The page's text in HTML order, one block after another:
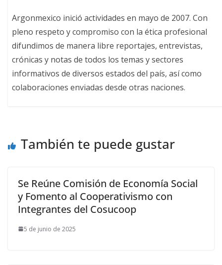
Argonmexico inició actividades en mayo de 2007. Con
pleno respeto y compromiso con la ética profesional
difundimos de manera libre reportajes, entrevistas,
crónicas y notas de todos los temas y sectores
informativos de diversos estados del país, así como
colaboraciones enviadas desde otras naciones.
También te puede gustar
Se Reúne Comisión de Economía Social
y Fomento al Cooperativismo con
Integrantes del Cosucoop
5 de junio de 2025